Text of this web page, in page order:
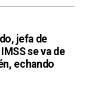
jefa de
se va de
echando